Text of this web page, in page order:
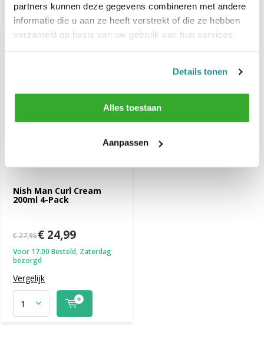
partners kunnen deze gegevens combineren met andere
informatie die u aan ze heeft verstrekt of die ze hebben
verzameld op basis van uw gebruik van hun services.
Details tonen
Alles toestaan
Aanpassen
Recent bekeken
Nish Man Curl Cream
200ml 4-Pack
€ 27,96€ 24,99
Voor 17.00 Besteld, Zaterdag
bezorgd
Vergelijk